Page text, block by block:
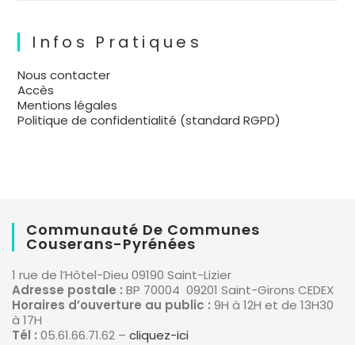
Infos Pratiques
Nous contacter
Accès
Mentions légales
Politique de confidentialité (standard RGPD)
Communauté De Communes
Couserans-Pyrénées
1 rue de l’Hôtel-Dieu 09190 Saint-Lizier
Adresse postale : BP 70004 09201 Saint-Girons CEDEX
Horaires d’ouverture au public : 9H à 12H et de 13H30
à 17H
Tél : 05.61.66.71.62 – cliquez-ici